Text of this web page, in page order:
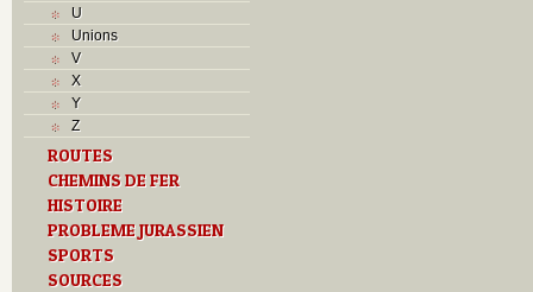
U
Unions
V
X
Y
Z
ROUTES
CHEMINS DE FER
HISTOIRE
PROBLEME JURASSIEN
SPORTS
SOURCES